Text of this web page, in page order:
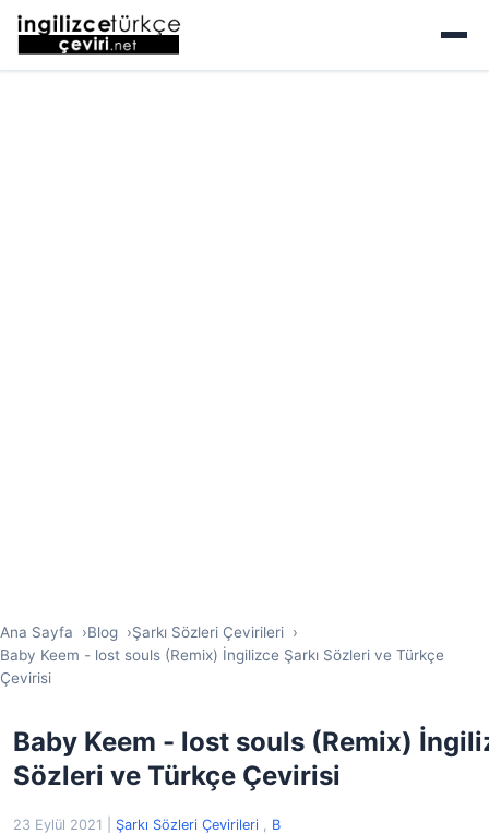
Ana Sayfa Blog
Şarkı Sözleri Çevirileri
Baby Keem - lost souls (Remix) İngilizce Şarkı Sözleri ve Türkçe
Çevirisi
Baby Keem - lost souls (Remix)
Sözleri ve Türkçe Çevirisi
23 Eylül 2021 Şarkı Sözleri Çevirileri , B